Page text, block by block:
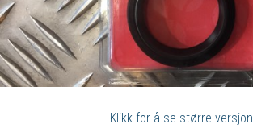
Klikk for å se større versjon